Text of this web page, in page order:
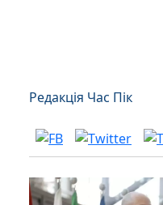
Редакція Час Пік